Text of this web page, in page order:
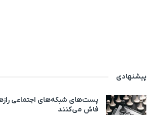
پیشنهادی
پست‌های شبکه‌های اجتماعی
فاش می‌کنند